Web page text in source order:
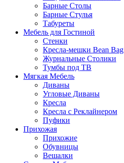
Барные Столы
Барные Стулья
Табуреты
Мебель для Гостиной
Стенки
Кресла-мешки Bean Bag
Журнальные Столики
Тумбы под ТВ
Мягкая Мебель
Диваны
Угловые Диваны
Кресла
Кресла с Реклайнером
Пуфики
Прихожая
Прихожие
Обувницы
Вешалки